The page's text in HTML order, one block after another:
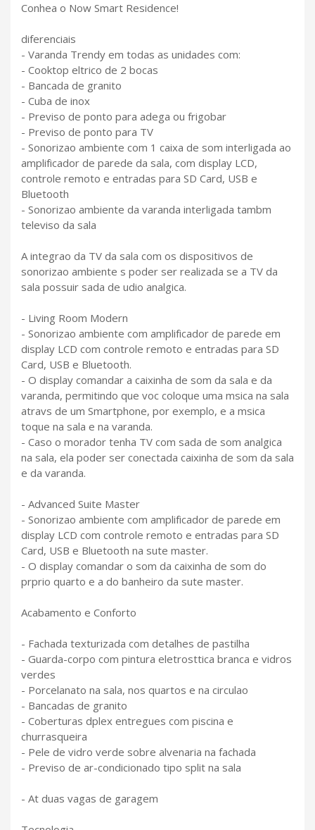
Conhea o Now Smart Residence!
diferenciais
- Varanda Trendy em todas as unidades com:
- Cooktop eltrico de 2 bocas
- Bancada de granito
- Cuba de inox
- Previso de ponto para adega ou frigobar
- Previso de ponto para TV
- Sonorizao ambiente com 1 caixa de som interligada ao
amplificador de parede da sala, com display LCD,
controle remoto e entradas para SD Card, USB e
Bluetooth
- Sonorizao ambiente da varanda interligada tambm
televiso da sala
A integrao da TV da sala com os dispositivos de
sonorizao ambiente s poder ser realizada se a TV da
sala possuir sada de udio analgica.
- Living Room Modern
- Sonorizao ambiente com amplificador de parede em
display LCD com controle remoto e entradas para SD
Card, USB e Bluetooth.
- O display comandar a caixinha de som da sala e da
varanda, permitindo que voc coloque uma msica na sala
atravs de um Smartphone, por exemplo, e a msica
toque na sala e na varanda.
- Caso o morador tenha TV com sada de som analgica
na sala, ela poder ser conectada caixinha de som da sala
e da varanda.
- Advanced Suite Master
- Sonorizao ambiente com amplificador de parede em
display LCD com controle remoto e entradas para SD
Card, USB e Bluetooth na sute master.
- O display comandar o som da caixinha de som do
prprio quarto e a do banheiro da sute master.
Acabamento e Conforto
- Fachada texturizada com detalhes de pastilha
- Guarda-corpo com pintura eletrosttica branca e vidros
verdes
- Porcelanato na sala, nos quartos e na circulao
- Bancadas de granito
- Coberturas dplex entregues com piscina e
churrasqueira
- Pele de vidro verde sobre alvenaria na fachada
- Previso de ar-condicionado tipo split na sala
- At duas vagas de garagem